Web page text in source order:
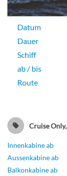
Datum
Dauer
Schiff
ab / bis
Route
Cruise
Innenkabine ab
Aussenkabine ab
Balkonkabine ab